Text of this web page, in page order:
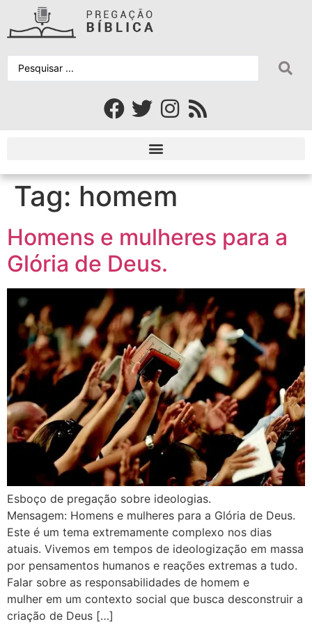
Tag: homem
Homens e mulheres para a
Glória de Deus.
Esboço de pregação sobre ideologias.
Mensagem: Homens e mulheres para a Glória de Deus.
Este é um tema extremamente complexo nos dias
atuais. Vivemos em tempos de ideologização em massa
por pensamentos humanos e reações extremas a tudo.
Falar sobre as responsabilidades de homem e
mulher em um contexto social que busca desconstruir a
criação de Deus […]